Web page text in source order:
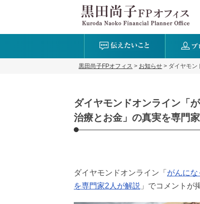
黒田尚子FPオフィス > お知らせ > ダイヤモン
ダイヤモンドオンライン「
治療とお金」の真実を専門
ダイヤモンドオンライン「 がんに
を専門家2人が解説 」でコメントが